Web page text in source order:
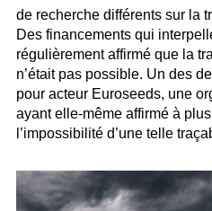
de recherche différents sur la
Des financements qui
régulièrement affirmé que la
n’était pas possible. Un des
pour acteur Euroseeds, une
ayant elle-même affirmé à
l’impossibilité d’une telle